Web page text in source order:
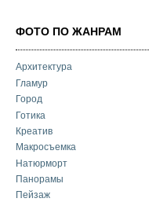
ФОТО ПО ЖАНРАМ
Архитектура
Гламур
Город
Готика
Креатив
Макросъемка
Натюрморт
Панорамы
Пейзаж